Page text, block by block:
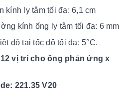
kính ly tâm tối đa: 6,1 cm
kính ống ly tâm tối đa: 6 mm
độ tại tốc độ tối đa: 5°C.
vị trí cho ống phản ứng x
221.35 V20